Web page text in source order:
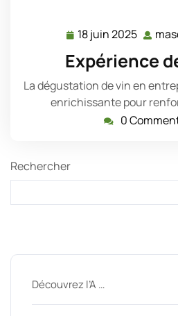
18 juin 2025 18
2025
Expérience
La dégustation de vin en
enrichissante pour
0
Rechercher
Découvrez l’A …